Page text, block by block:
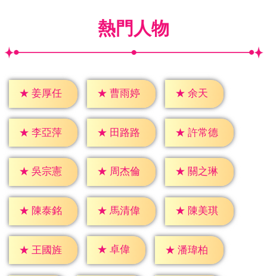
熱門人物
★ 姜厚任 ★ 曹雨婷 ★ 余天
★ 李亞萍 ★ 田路路 ★ 許常德
★ 吳宗憲 ★ 周杰倫 ★ 關之琳
★ 陳泰銘 ★ 馬清偉 ★ 陳美琪
★ 王國旌 ★ 卓偉 ★ 潘瑋柏